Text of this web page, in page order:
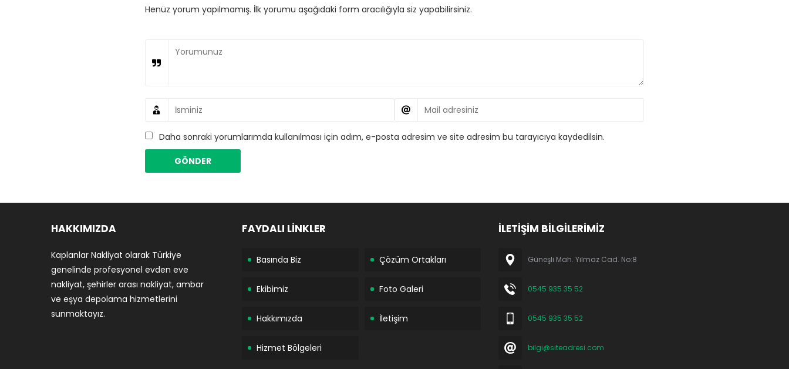
Henüz yorum yapılmamış. İlk yorumu aşağıdaki form aracılığıyla siz yapabilirsiniz.
Daha sonraki yorumlarımda kullanılması için adım, e-posta adresim ve site adresim bu tarayıcıya kaydedilsin.
HAKKIMIZDA
Kaplanlar Nakliyat olarak Türkiye
genelinde profesyonel evden eve
nakliyat, şehirler arası nakliyat, ambar
ve eşya depolama hizmetlerini
sunmaktayız.
FAYDALI LİNKLER
Basında Biz Çözüm Ortakları
Ekibimiz Foto Galeri
Hakkımızda İletişim
Hizmet Bölgeleri
İLETİŞİM BİLGİLERİMİZ
Güneşli Mah. Yılmaz Cad. No:8
0545 935 35 52
0545 935 35 52
bilgi@siteadresi.com